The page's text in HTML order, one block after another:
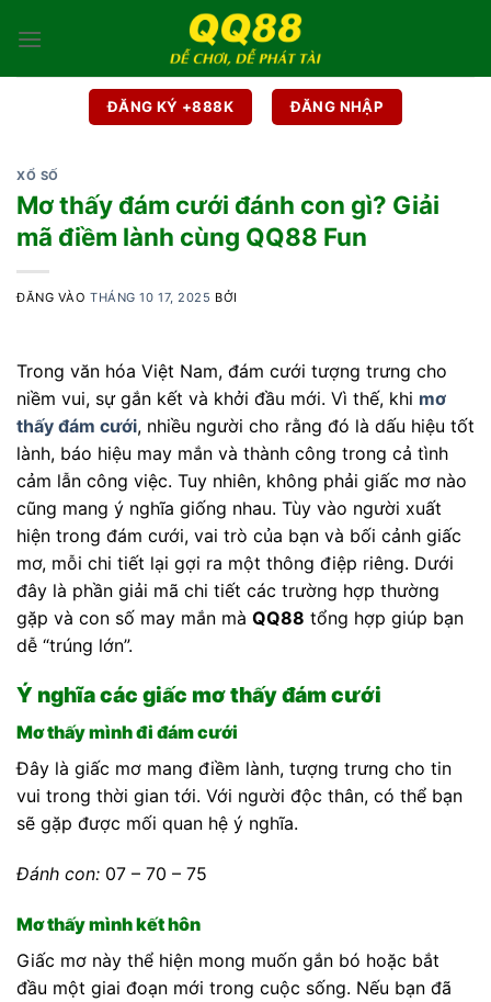
qua
ĐĂNG KÝ +888K ĐĂNG NHẬP
XỔ SỐ
Mơ thấy đám cưới đánh con gì? Giải
mã điềm lành cùng QQ88 Fun
ĐĂNG VÀOTHÁNG 10 17, 2025 BỞI
Trong văn hóa Việt Nam, đám cưới tượng trưng cho
niềm vui, sự gắn kết và khởi đầu mới. Vì thế, khi mơ
thấy đám cưới, nhiều người cho rằng đó là dấu hiệu tốt
lành, báo hiệu may mắn và thành công trong cả tình
cảm lẫn công việc. Tuy nhiên, không phải giấc mơ nào
cũng mang ý nghĩa giống nhau. Tùy vào người xuất
hiện trong đám cưới, vai trò của bạn và bối cảnh giấc
mơ, mỗi chi tiết lại gợi ra một thông điệp riêng. Dưới
đây là phần giải mã chi tiết các trường hợp thường
gặp và con số may mắn mà QQ88 tổng hợp giúp bạn
dễ “trúng lớn”.
Ý nghĩa các giấc mơ thấy đám cưới
Mơ thấy mình đi đám cưới
Đây là giấc mơ mang điềm lành, tượng trưng cho tin
vui trong thời gian tới. Với người độc thân, có thể bạn
sẽ gặp được mối quan hệ ý nghĩa.
Đánh con: 07 – 70 – 75
Mơ thấy mình kết hôn
Giấc mơ này thể hiện mong muốn gắn bó hoặc bắt
đầu một giai đoạn mới trong cuộc sống. Nếu bạn đã